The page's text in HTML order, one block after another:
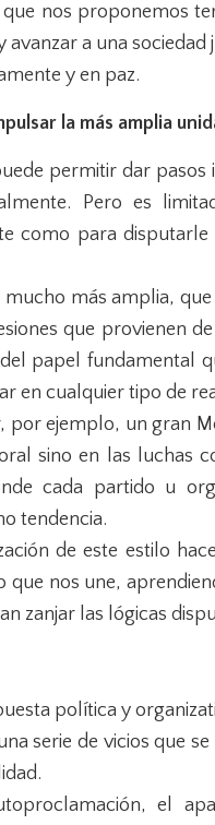
nos proponemos
a una sociedad
y en paz.
la más amplia
permitir dar
Pero es
como para
más amplia,
que provienen
papel fundamental
en cualquier tipo de
por ejemplo, un gran
sino en las luchas
cada partido u
tendencia.
de este estilo
nos une,
zanjar las lógicas
política y
serie de vicios que
el